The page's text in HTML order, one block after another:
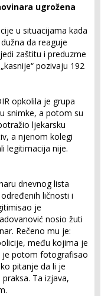
ugrožena
u situacijama kada
da reaguje
zaštitu i preduzme
pozivaju 192
opkolila je grupa
snimke, a potom su
ljekarsku
a njenom kolegi
legitimacija nije.
dnevnog lista
ličnosti i
je
nosio žuti
Rečeno mu je:
među kojima je
je potom fotografisao
pitanje da li je
Ta izjava,